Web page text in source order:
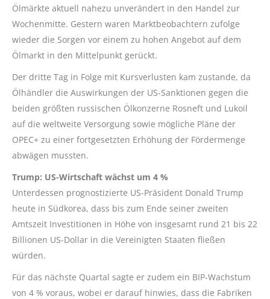
Ölmärkte aktuell nahezu unverändert in den Handel zur
Wochenmitte. Gestern waren Marktbeobachtern zufolge
wieder die Sorgen vor einem zu hohen Angebot auf dem
Ölmarkt in den Mittelpunkt gerückt.
Der dritte Tag in Folge mit Kursverlusten kam zustande, da
Ölhändler die Auswirkungen der US-Sanktionen gegen die
beiden größten russischen Ölkonzerne Rosneft und Lukoil
auf die weltweite Versorgung sowie mögliche Pläne der
OPEC+ zu einer fortgesetzten Erhöhung der Fördermenge
abwägen mussten.
Trump: US-Wirtschaft wächst um 4 %
Unterdessen prognostizierte US-Präsident Donald Trump
heute in Südkorea, dass bis zum Ende seiner zweiten
Amtszeit Investitionen in Höhe von insgesamt rund 21 bis 22
Billionen US-Dollar in die Vereinigten Staaten fließen
würden.
Für das nächste Quartal sagte er zudem ein BIP-Wachstum
von 4 % voraus, wobei er darauf hinwies, dass die Fabriken